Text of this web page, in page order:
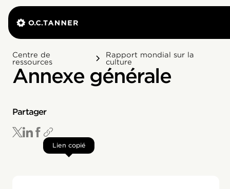
Centre de
ressources
Rapport mondial sur la
culture
Annexe générale
Partager
Lien copié